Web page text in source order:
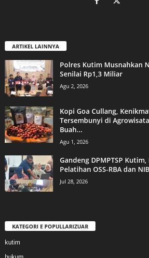
ARTIKEL LAINNYA
Polres Kutim Musnahkan
Senilai Rp1,3 Miliar
Agu 2, 2026
Kopi Goa Cullang,
Tersembunyi di
Buah...
Agu 1, 2026
Gandeng DPMPTSP Kutim,
Pelatihan OSS-RBA dan
Jul 28, 2026
KATEGORI E POPULLARIZUAR
kutim